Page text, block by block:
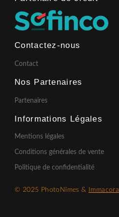
Contactez-nous
Contact
Nos Partenaires
Partenaires
Informations Légales
Mentions légales
Conditions générales de vente
Politique de confidentialité
© 2025 PhotoNîmes & Immacora